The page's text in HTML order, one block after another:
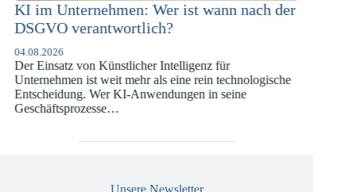
Wer ist wann nach der
Künstlicher Intelligenz für
ist weit mehr als eine rein technologische
Wer KI-Anwendungen in seine
KI-Compliance in
Die europäische
vergangenen Jahren